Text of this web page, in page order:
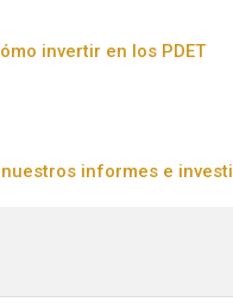
invertir en los PDET
informes e